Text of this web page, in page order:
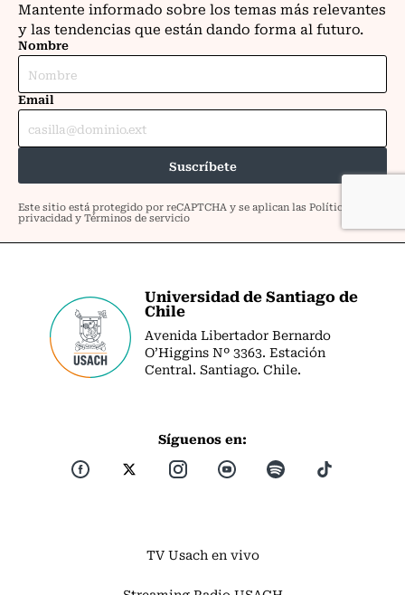
Universidad de Santiago de
Chile
Avenida Libertador Bernardo
O’Higgins Nº 3363. Estación
Central. Santiago. Chile.
Síguenos en:
TV Usach en vivo